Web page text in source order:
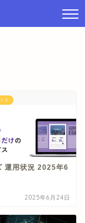
ト
運用状況 2025年6
2025年6月24日